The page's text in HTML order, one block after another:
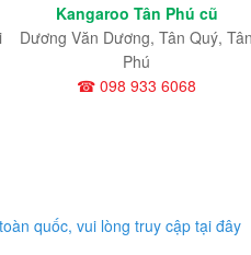
Kangaroo Tân Phú cũ
Dương Văn Dương, Tân Quý,
Phú
☎ 098 933 6068
quốc, vui lòng truy cập tại đây